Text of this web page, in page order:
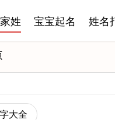
姓 宝宝起名 姓名
大全